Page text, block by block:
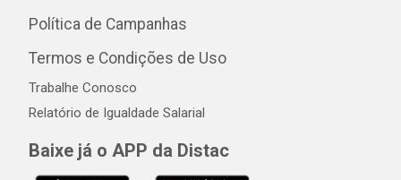
Política de Campanhas
Termos e Condições de Uso
Trabalhe Conosco
Relatório de Igualdade Salarial
Baixe já o APP da Distac